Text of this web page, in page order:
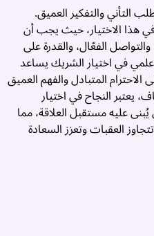
التأني والتفكير العميق.
في هذا الاختيار، حيث يجب أن
الفعّال، والقدرة على
في اختيار الشريك يساعد
المتبادل والفهم العميق
يعتبر النجاح في اختيار
عليه مستقبل العلاقة، مما
العقبات وتعزز السعادة